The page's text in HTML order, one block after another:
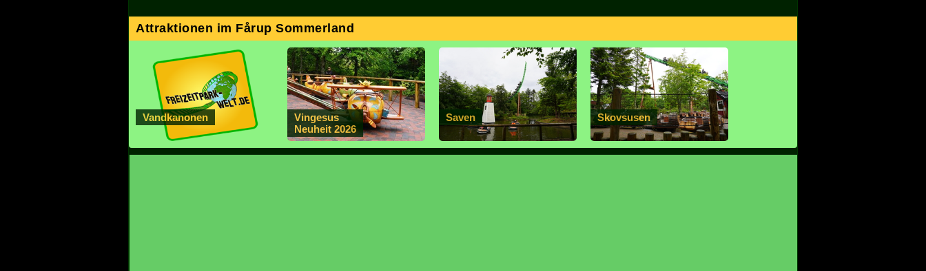
Attraktionen im Fårup Sommerland
Vandkanonen
Vingesus
Neuheit 2026
Saven Skovsusen